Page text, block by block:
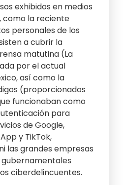
exhibidos en medios
como la reciente
personales de los
a cubrir la
matutina (La
por el actual
así como la
(proporcionados
funcionaban como
para
de Google,
y TikTok,
las grandes empresas
gubernamentales
ciberdelincuentes.